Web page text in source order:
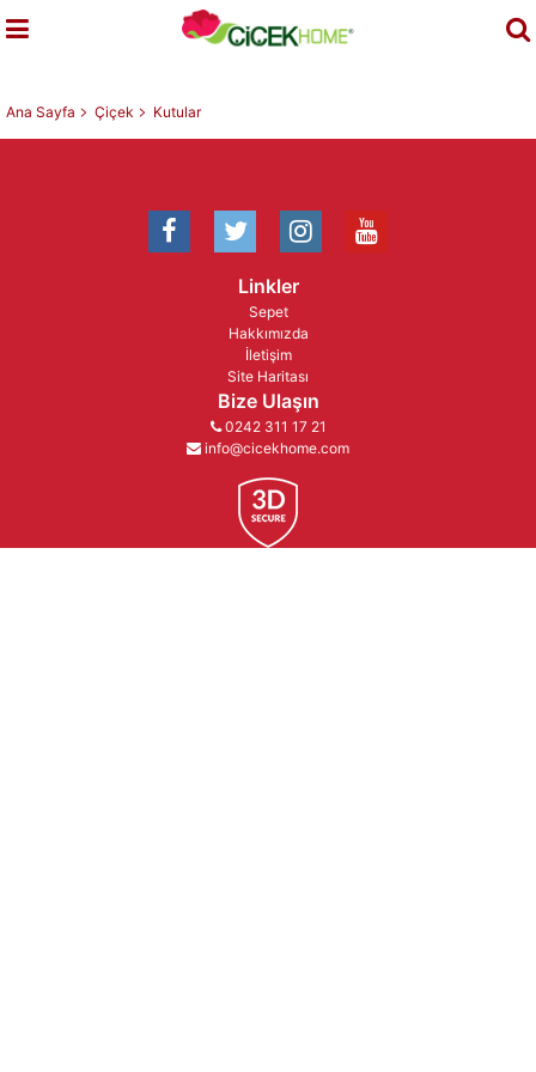
Ana Sayfa Çiçek Kutular
Linkler
Sepet
Hakkımızda
İletişim
Site Haritası
Bize Ulaşın
0242 311 17 21
info@cicekhome.com